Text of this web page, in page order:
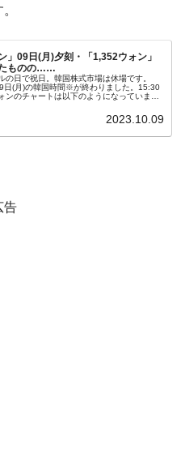
現況は決して良くない。
を認定 ⇒ 総額3兆7,000億
東部では干ばつ
搭載の次世代駆逐艦
公示
は。
る。6カ月で対前年同期比
」09日(月)夕刻・「1,352ウォン」
ものの……
の日で祝日。韓国株式市場は休場です。
日(月)の韓国時間※が終わりました。15:30
ンのチャートは以下のようになっています
2023.10.09
告